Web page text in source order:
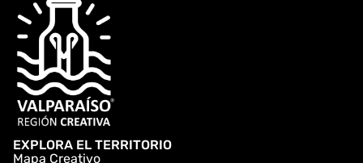
EXPLORA EL TERRITORIO
Mapa Creativo